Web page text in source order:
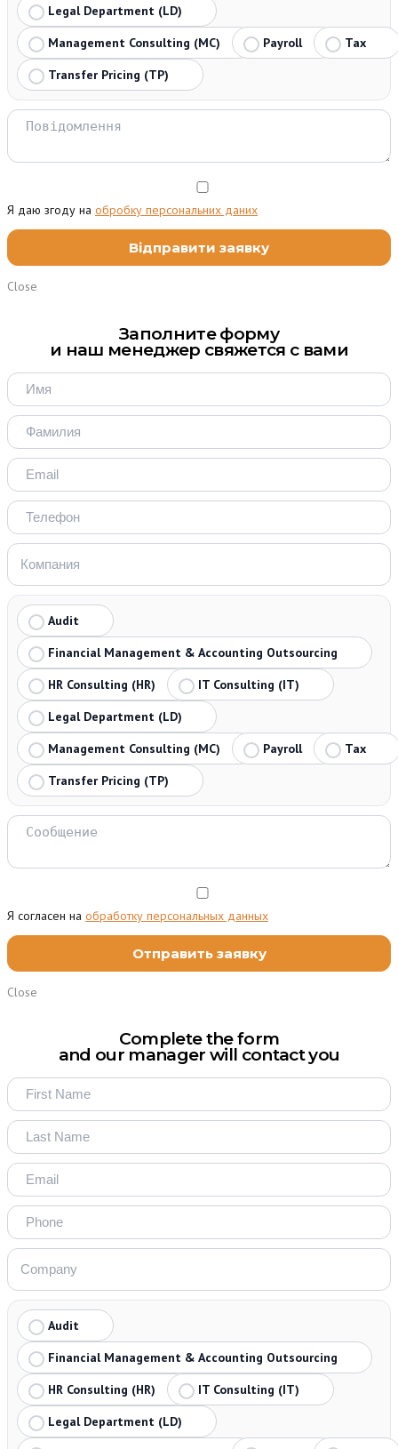
Legal Department (LD)
Management Consulting (MC)
Payroll
Tax
Transfer Pricing (TP)
Я даю згоду на обробку персональних даних
Close
Заполните форму
и наш менеджер свяжется с вами
Audit
Financial Management & Accounting Outsourcing
HR Consulting (HR)
IT Consulting (IT)
Legal Department (LD)
Management Consulting (MC)
Payroll
Tax
Transfer Pricing (TP)
Я согласен на обработку персональных данных
Close
Complete the form
and our manager will contact you
Audit
Financial Management & Accounting Outsourcing
HR Consulting (HR)
IT Consulting (IT)
Legal Department (LD)